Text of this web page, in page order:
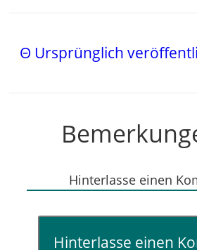
Θ Ursprünglich
Hinterlasse einen
Hinterlasse einen